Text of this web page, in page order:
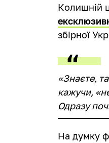
Колишній
збірної
«Знаєте,
кажучи,
Одразу
На думку